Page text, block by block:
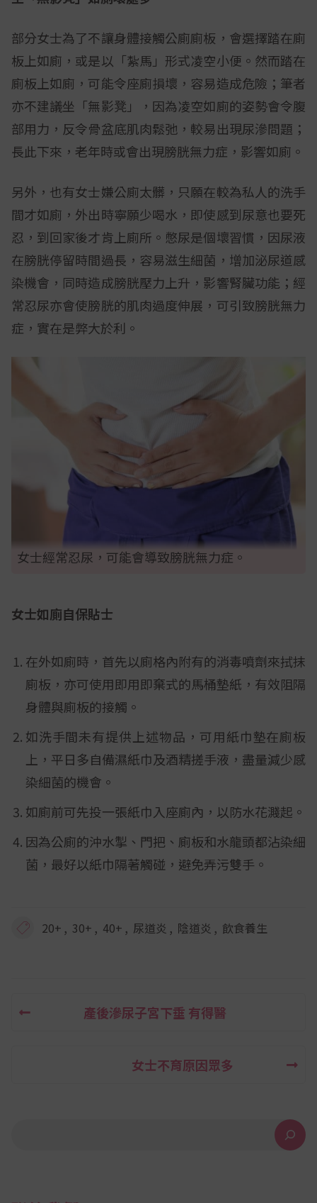
部分女士為了不讓身體接觸公廁廁板，會選擇踏在廁
板上如廁，或是以「紮馬」形式凌空小便。然而踏在
廁板上如廁，可能令座廁損壞，容易造成危險；筆者
亦不建議坐「無影凳」，因為凌空如廁的姿勢會令腹
部用力，反令骨盆底肌肉鬆弛，較易出現尿滲問題；
長此下來，老年時或會出現膀胱無力症，影響如廁。
另外，也有女士嫌公廁太髒，只願在較為私人的洗手
間才如廁，外出時寧願少喝水，即使感到尿意也要死
忍，到回家後才肯上廁所。憋尿是個壞習慣，因尿液
在膀胱停留時間過長，容易滋生細菌，增加泌尿道感
染機會，同時造成膀胱壓力上升，影響腎臟功能；經
常忍尿亦會使膀胱的肌肉過度伸展，可引致膀胱無力
症，實在是弊大於利。
女士經常忍尿，可能會導致膀胱無力症。
女士如廁自保貼士
在外如廁時，首先以廁格內附有的消毒噴劑來拭抹
廁板，亦可使用即用即棄式的馬桶墊紙，有效阻隔
身體與廁板的接觸。
如洗手間未有提供上述物品，可用紙巾墊在廁板
上，平日多自備濕紙巾及酒精搓手液，盡量減少感
染細菌的機會。
如廁前可先投一張紙巾入座廁內，以防水花濺起。
因為公廁的沖水掣、門把、廁板和水龍頭都沾染細
菌，最好以紙巾隔著觸碰，避免弄污雙手。
20+ , 30+ , 40+ , 尿道炎 , 陰道炎 , 飲食養生
產後滲尿子宮下垂 有得醫
女士不育原因眾多